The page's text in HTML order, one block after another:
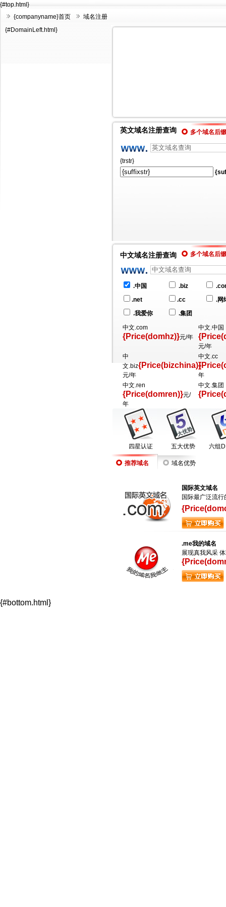
{#top.html}
{companyname}首页
域名注册
{#DomainLeft.html}
英文域名注册查询 多个域名后缀
{trstr}
中文域名注册查询 多个域名后缀
.中国 .biz
.net
.cc
.网
.我爱你
.集团
中文.com
{Price(domhz)}元/年
中文.中国
元/年
中
文.biz{Price(bizchina)}
元/年
中文.cc
年
中文.ren
{Price(domren)}元/
年
中文.集团
四星认证 五大优势 六组
推荐域名 域名优势
国际英文域名
国际最广泛流
.me我的域名
展现真我风采
{#bottom.html}